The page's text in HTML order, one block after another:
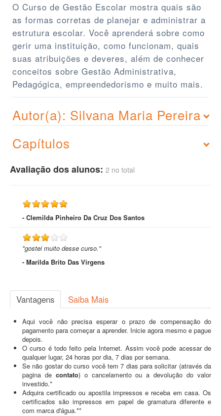
O Curso de Gestão Escolar mostra quais são
as formas corretas de planejar e administrar a
estrutura escolar. Você aprenderá sobre como
gerir uma instituição, como funcionam, quais
suas atribuições e deveres, além de conhecer
conceitos sobre Gestão Administrativa,
Pedagógica, empreendedorismo e muito mais.
Autor(a): Silvana Maria Pereira
Capítulos
Avaliação dos alunos: 2 no total
- Clemilda Pinheiro Da Cruz Dos Santos
"gostei muito desse curso."
- Marilda Brito Das Virgens
Vantagens Saiba Mais
Aqui você não precisa esperar o prazo de compensação do
pagamento para começar a aprender. Inicie agora mesmo e pague
depois.
O curso é todo feito pela Internet. Assim você pode acessar de
qualquer lugar, 24 horas por dia, 7 dias por semana.
Se não gostar do curso você tem 7 dias para solicitar (através da
pagina de contato) o cancelamento ou a devolução do valor
investido.*
Adquira certificado ou apostila impressos e receba em casa. Os
certificados são impressos em papel de gramatura diferente e
com marca d'água.**